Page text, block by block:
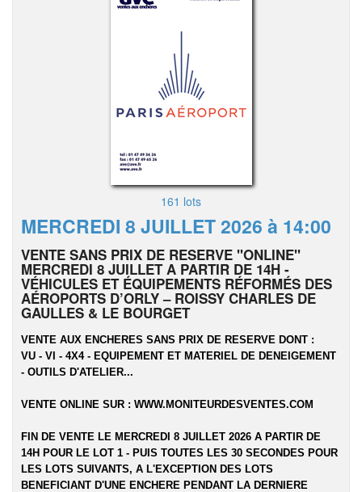
161 lots
MERCREDI 8 JUILLET 2026 à 14:00
VENTE SANS PRIX DE RESERVE "ONLINE"
MERCREDI 8 JUILLET A PARTIR DE 14H -
VÉHICULES ET ÉQUIPEMENTS RÉFORMÉS DES
AÉROPORTS D’ORLY – ROISSY CHARLES DE
GAULLES & LE BOURGET
VENTE AUX ENCHERES SANS PRIX DE RESERVE DONT :
VU - VI - 4X4 - EQUIPEMENT ET MATERIEL DE DENEIGEMENT
- OUTILS D'ATELIER...
VENTE ONLINE SUR : WWW.MONITEURDESVENTES.COM
FIN DE VENTE LE MERCREDI 8 JUILLET 2026 A PARTIR DE
14H POUR LE LOT 1 - PUIS TOUTES LES 30 SECONDES POUR
LES LOTS SUIVANTS, A L'EXCEPTION DES LOTS
BENEFICIANT D'UNE ENCHERE PENDANT LA DERNIERE